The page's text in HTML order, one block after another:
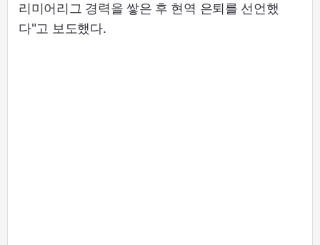
리미어리그 경력을 쌓은 후 현역 은퇴를 선언했
다"고 보도했다.